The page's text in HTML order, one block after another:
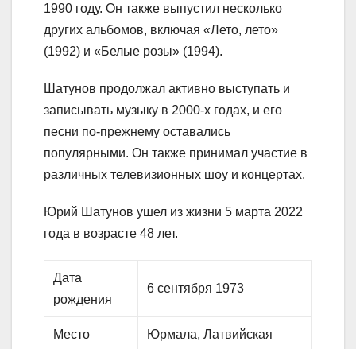
1990 году. Он также выпустил несколько
других альбомов, включая «Лето, лето»
(1992) и «Белые розы» (1994).
Шатунов продолжал активно выступать и
записывать музыку в 2000-х годах, и его
песни по-прежнему оставались
популярными. Он также принимал участие в
различных телевизионных шоу и концертах.
Юрий Шатунов ушел из жизни 5 марта 2022
года в возрасте 48 лет.
Дата
рождения
6 сентября 1973
Место
Юрмала, Латвийская